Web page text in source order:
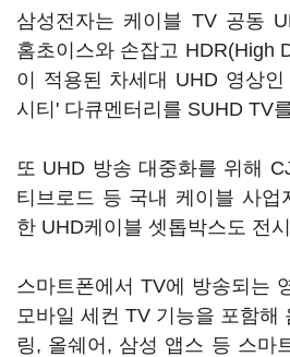
삼성전자는 케이블 TV 공동
홈초이스와 손잡고 HDR(High
이 적용된 차세대 UHD 영상
시티' 다큐멘터리를 SUHD TV
또 UHD 방송 대중화를 위해
티브로드 등 국내 케이블 사업
한 UHD케이블 셋톱박스도 전
스마트폰에서 TV에 방송되는
모바일 세컨 TV 기능을 포함해
링, 올쉐어, 삼성 앱스 등 스마